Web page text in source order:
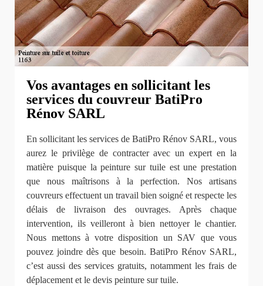
Vos avantages en sollicitant les
services du couvreur BatiPro
Rénov SARL
En sollicitant les services de BatiPro Rénov SARL, vous
aurez le privilège de contracter avec un expert en la
matière puisque la peinture sur tuile est une prestation
que nous maîtrisons à la perfection. Nos artisans
couvreurs effectuent un travail bien soigné et respecte les
délais de livraison des ouvrages. Après chaque
intervention, ils veilleront à bien nettoyer le chantier.
Nous mettons à votre disposition un SAV que vous
pouvez joindre dès que besoin. BatiPro Rénov SARL,
c’est aussi des services gratuits, notamment les frais de
déplacement et le devis peinture sur tuile.